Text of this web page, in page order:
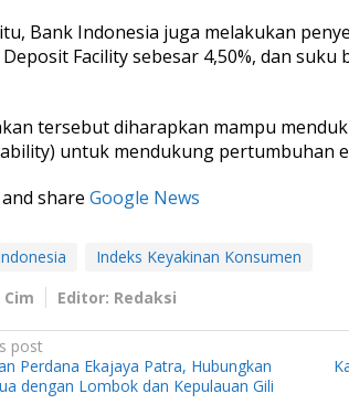
Bank Indonesia juga melakukan
Facility sebesar 4,50%, dan suku
tersebut diharapkan mampu
untuk mendukung pertumbuhan
share Google News
Indeks Keyakinan Konsumen
Editor: Redaksi
post
Perdana Ekajaya Patra, Hubungkan
dengan Lombok dan Kepulauan Gili